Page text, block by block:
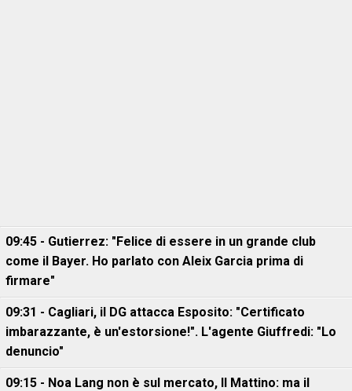
09:45 - Gutierrez: "Felice di essere in un grande club
come il Bayer. Ho parlato con Aleix Garcia prima di
firmare"
09:31 - Cagliari, il DG attacca Esposito: "Certificato
imbarazzante, è un'estorsione!". L'agente Giuffredi: "Lo
denuncio"
09:15 - Noa Lang non è sul mercato, Il Mattino: ma il